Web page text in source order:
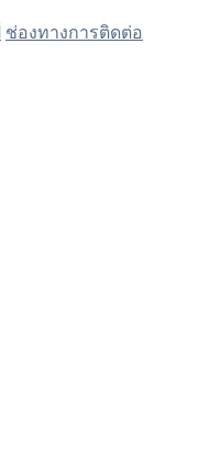
ช่องทางการติดต่อ